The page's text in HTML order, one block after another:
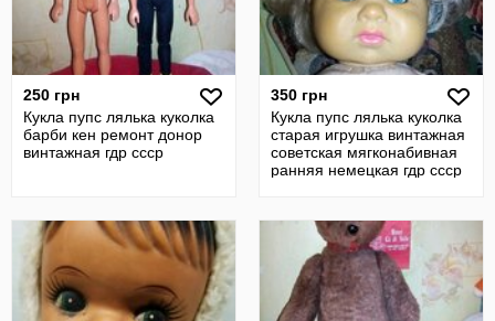
250 грн
Кукла пупс лялька куколка
барби кен ремонт донор
винтажная гдр ссср
350 грн
Кукла пупс лялька куколка
старая игрушка винтажная
советская мягконабивная
ранняя немецкая гдр ссср